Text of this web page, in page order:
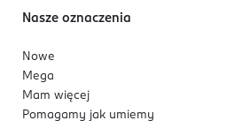
Nasze oznaczenia
Nowe
Mega
Mam więcej
Pomagamy jak umiemy